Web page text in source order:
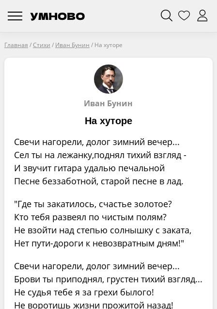
Главная /Стихи / Иван Бунин / На хуторе
Иван Бунин
На хуторе
Свечи нагорели, долог зимний вечер...
Сел ты на лежанку,поднял тихий взгляд -
И звучит гитара удалью печальной
Песне беззаботной, старой песне в лад.
"Где ты закатилось, счастье золотое?
Кто тебя развеял по чистым полям?
Не взойти над степью солнышку с заката,
Нет пути-дороги к невозвратным дням!"
Свечи нагорели, долог зимний вечер...
Брови ты приподнял, грустен тихий взгляд...
Не судья тебе я за грехи былого!
Не воротишь жизни прожитой назад!